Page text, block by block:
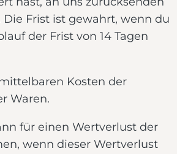
Frist ist gewahrt, wenn du
der Frist von 14 Tagen
Kosten der
Waren.
für einen Wertverlust der
wenn dieser Wertverlust